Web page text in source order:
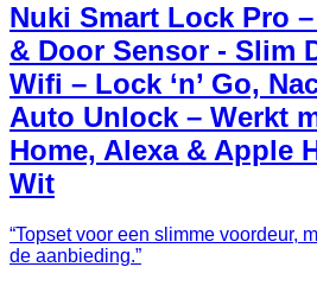
Nuki Smart Lock Pro
& Door Sensor - Slim
Wifi – Lock ‘n’ Go,
Auto Unlock – Werkt
Home, Alexa & Apple
Wit
“Topset voor een slimme voordeur,
de aanbieding.”